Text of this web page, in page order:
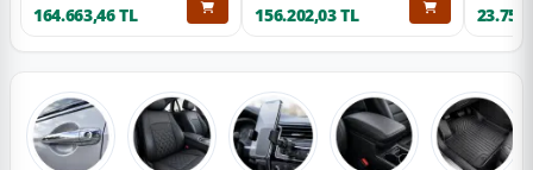
164.663,46 TL 156.202,03 TL